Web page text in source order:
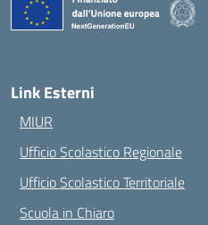
Link Esterni
MIUR
Ufficio Scolastico Regionale
Ufficio Scolastico Territoriale
Scuola in Chiaro